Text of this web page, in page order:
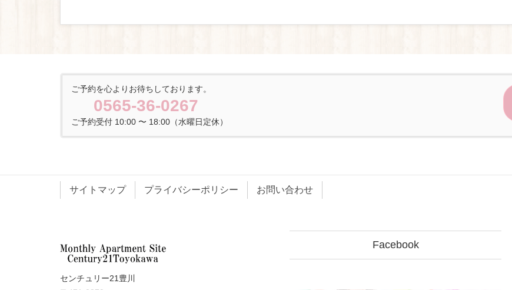
ご予約を心よりお待ちしております。
0565-36-0267
ご予約受付 10:00 〜 18:00（水曜日定休）
サイトマップ プライバシーポリシー お問い合わせ
センチュリー21豊川
Facebook